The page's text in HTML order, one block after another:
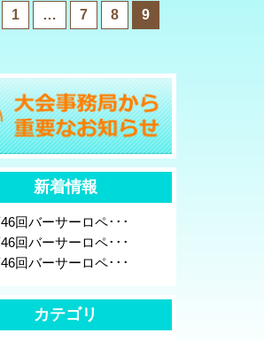
1 … 7 8 9
新着情報
回バーサーロペ･･･
回バーサーロペ･･･
回バーサーロペ･･･
カテゴリ